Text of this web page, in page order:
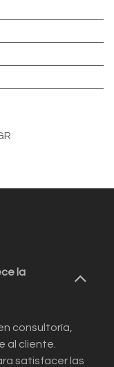
la
consultoría,
al cliente.
satisfacer las